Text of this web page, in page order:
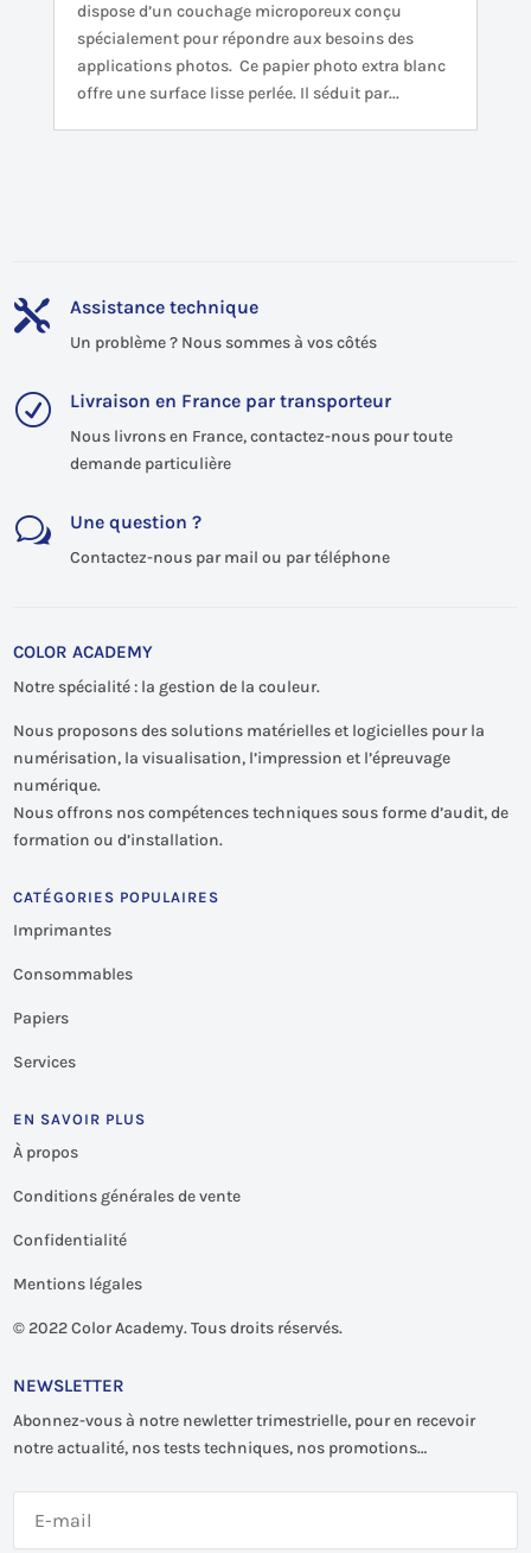
dispose d’un couchage microporeux conçu
spécialement pour répondre aux besoins des
applications photos. Ce papier photo extra blanc
offre une surface lisse perlée. Il séduit par...
 Assistance technique
Un problème ? Nous sommes à vos côtés
R Livraison en France par transporteur
Nous livrons en France, contactez-nous pour toute
demande particulière
w Une question ?
Contactez-nous par mail ou par téléphone
COLOR ACADEMY
Notre spécialité : la gestion de la couleur.
Nous proposons des solutions matérielles et logicielles pour la
numérisation, la visualisation, l’impression et l’épreuvage
numérique.
Nous offrons nos compétences techniques sous forme d’audit, de
formation ou d’installation.
CATÉGORIES POPULAIRES
Imprimantes
Consommables
Papiers
Services
EN SAVOIR PLUS
À propos
Conditions générales de vente
Confidentialité
Mentions légales
© 2022 Color Academy. Tous droits réservés.
NEWSLETTER
Abonnez-vous à notre newletter trimestrielle, pour en recevoir
notre actualité, nos tests techniques, nos promotions…